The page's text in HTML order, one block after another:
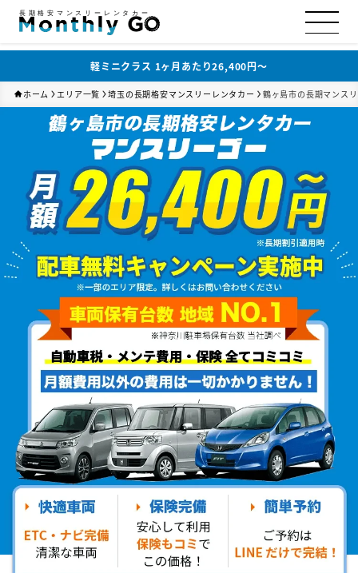
長期格安マンスリーレンタカー
軽ミニクラス 1ヶ月あたり26,400円〜
ホーム エリア一覧 埼玉の長期格安マンスリーレンタカー 鶴ヶ島市の長期マンス